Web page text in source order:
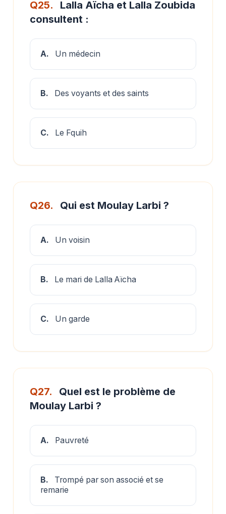
Q25.
Lalla Aïcha et Lalla Zoubida
consultent :
A. Un médecin
B. Des voyants et des saints
C. Le Fquih
Q26. Qui est Moulay Larbi ?
A. Un voisin
B. Le mari de Lalla Aïcha
C. Un garde
Q27.
Quel est le problème de
Moulay Larbi ?
A. Pauvreté
B.
Trompé par son associé et se
remarie